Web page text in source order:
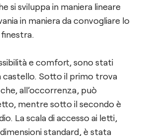
si sviluppa in maniera lineare
in maniera da convogliare lo
e comfort, sono stati
castello. Sotto il primo trova
all’occorrenza, può
mentre sotto il secondo è
La scala di accesso ai letti,
standard, è stata